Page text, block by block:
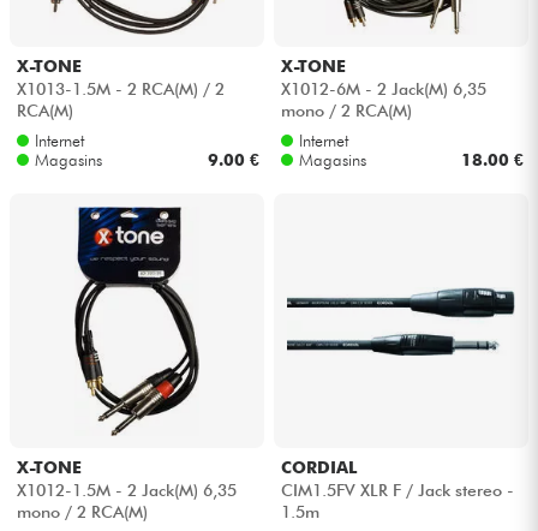
X-TONE
X1013-1.5M - 2 RCA(M) / 2
RCA(M)
Internet
Magasins
9.00 €
X-TONE
X1012-6M - 2 Jack(M) 6,35
mono / 2 RCA(M)
Internet
Magasins
18.00 €
X-TONE
X1012-1.5M - 2 Jack(M) 6,35
mono / 2 RCA(M)
CORDIAL
CIM1.5FV XLR F / Jack stereo -
1.5m